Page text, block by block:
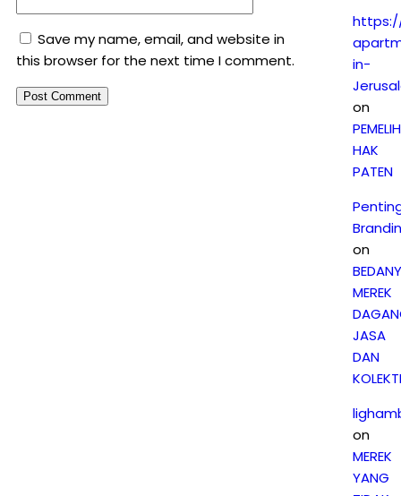
Save my name, email, and website in
this browser for the next time I comment.
in-
on
HAK
PATEN
on
MEREK
JASA
DAN
on
MEREK
YANG